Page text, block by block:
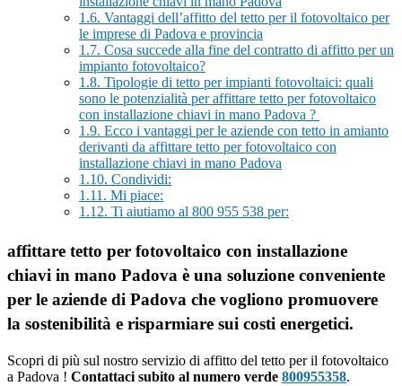
1.6. Vantaggi dell’affitto del tetto per il fotovoltaico per
le imprese di Padova e provincia
1.7. Cosa succede alla fine del contratto di affitto per un
impianto fotovoltaico?
1.8. Tipologie di tetto per impianti fotovoltaici: quali
sono le potenzialità per affittare tetto per fotovoltaico
con installazione chiavi in mano Padova ?
1.9. Ecco i vantaggi per le aziende con tetto in amianto
derivanti da affittare tetto per fotovoltaico con
installazione chiavi in mano Padova
1.10. Condividi:
1.11. Mi piace:
1.12. Ti aiutiamo al 800 955 538 per:
affittare tetto per fotovoltaico con installazione
chiavi in mano Padova è una soluzione conveniente
per le aziende di Padova che vogliono promuovere
la sostenibilità e risparmiare sui costi energetici.
Scopri di più sul nostro servizio di affitto del tetto per il fotovoltaico
a Padova ! Contattaci subito al numero verde 800955358.